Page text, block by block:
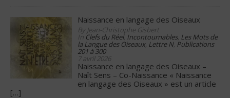
Naissance en langage des Oiseaux
By Jean-Christophe Gisbert
In Clefs du Réel, Incontournables, Les Mots de
la Langue des Oiseaux, Lettre N, Publications
201 à 300
7 avril 2026
Naissance en langage des Oiseaux –
Naît Sens – Co-Naissance « Naissance
en langage des Oiseaux » est un article
[…]